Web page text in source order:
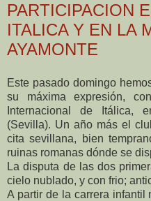
PARTICIPACION
ITALICA Y EN LA
AYAMONTE
Este pasado domingo
su máxima expresión,
Internacional de Itálica,
(Sevilla). Un año más el
cita sevillana, bien
ruinas romanas dónde se
La disputa de las dos
cielo nublado, y con frio;
A partir de la carrera infantil